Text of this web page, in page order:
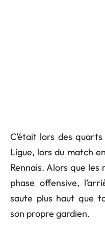
C’était lors des
Ligue, lors du match
Rennais. Alors que les
phase offensive,
saute plus haut que
son propre gardien.